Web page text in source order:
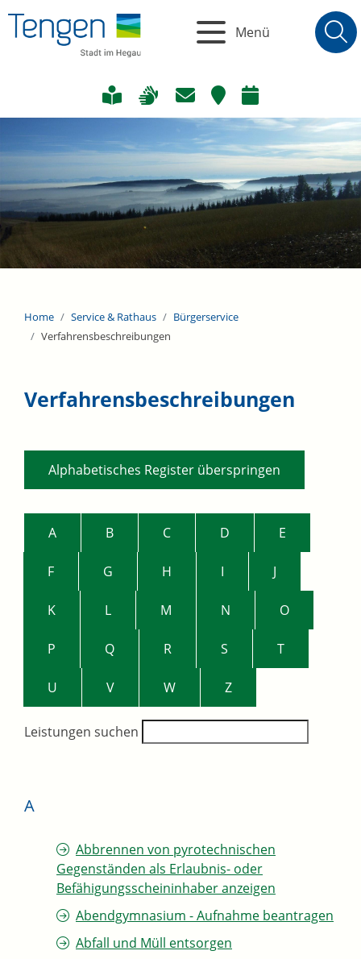
Menü
Home Service & Rathaus
Bürgerservice
Verfahrensbeschreibungen
Verfahrensbeschreibungen
Alphabetisches Register überspringen
A B C D E
F G H I J
K L M N O
P Q R S T
U V W Z
Leistungen suchen
A
Abbrennen von pyrotechnischen
Gegenständen als Erlaubnis- oder
Befähigungsscheininhaber anzeigen
Abendgymnasium - Aufnahme beantragen
Abfall und Müll entsorgen